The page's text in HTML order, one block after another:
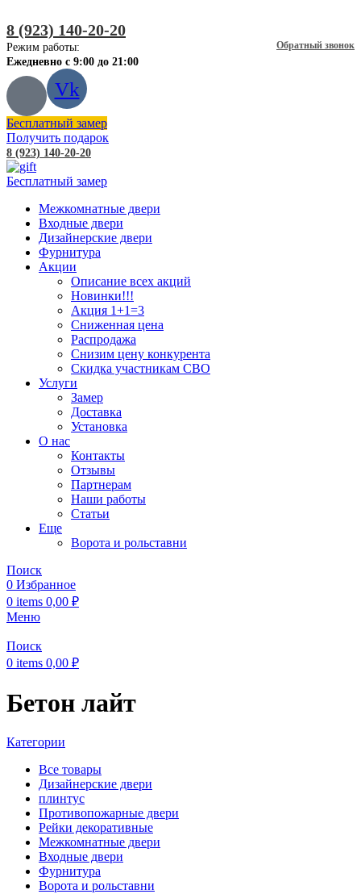
8 (923) 140-20-20
Обратный звонок
Режим работы:
Ежедневно с 9:00 до 21:00
Vk
Бесплатный замер
Получить подарок
8 (923) 140-20-20
Бесплатный замер
Межкомнатные двери
Входные двери
Дизайнерские двери
Фурнитура
Акции
Описание всех акций
Новинки!!!
Акция 1+1=3
Сниженная цена
Распродажа
Снизим цену конкурента
Скидка участникам СВО
Услуги
Замер
Доставка
Установка
О нас
Контакты
Отзывы
Партнерам
Наши работы
Статьи
Еще
Ворота и рольставни
Поиск
0 Избранное
0 items 0,00 ₽
Меню
Поиск
0 items 0,00 ₽
Бетон лайт
Категории
Все товары
Дизайнерские двери
плинтус
Противопожарные двери
Рейки декоративные
Межкомнатные двери
Входные двери
Фурнитура
Ворота и рольставни